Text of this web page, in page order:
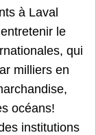
à Laval
le
qui
milliers en
océans!
institutions